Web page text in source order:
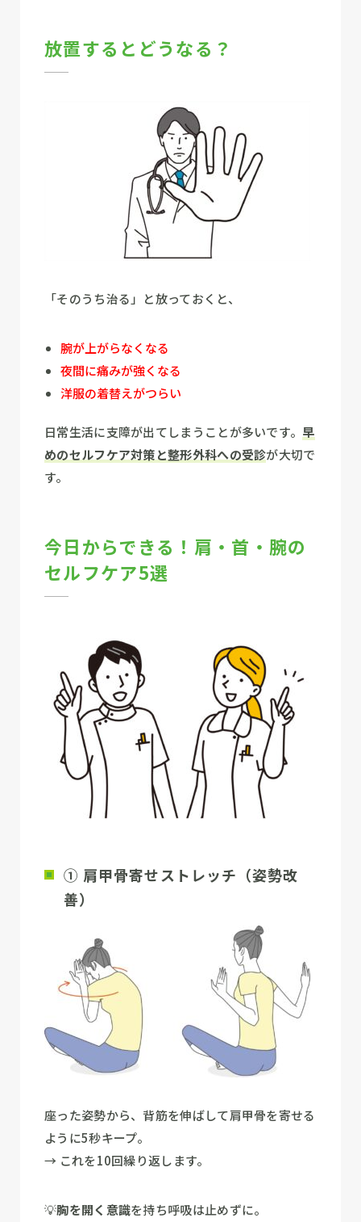
放置するとどうなる？
「そのうち治る」と放っておくと、
腕が上がらなくなる
夜間に痛みが強くなる
洋服の着替えがつらい
日常生活に支障が出てしまうことが多いです。 早
めのセルフケア対策と整形外科への受診が大切で
す。
今日からできる！肩・首・腕の
セルフケア5選
① 肩甲骨寄せストレッチ（姿勢改
善）
座った姿勢から、背筋を伸ばして肩甲骨を寄せる
ように5秒キープ。
→ これを10回繰り返します。
💡胸を開く意識を持ち呼吸は止めずに。